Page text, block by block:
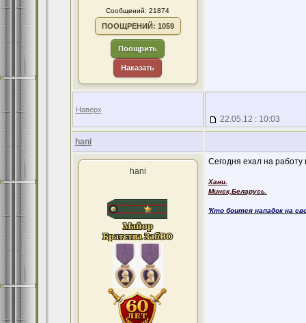
Сообщений: 21874
ПООЩРЕНИЙ: 1059
Поощрить
Наказать
Наверх
22.05.12 : 10:03
hani
hani
Сегодня ехал на работу
Хани.
Минск,Беларусь.
'Кто боится нападок на